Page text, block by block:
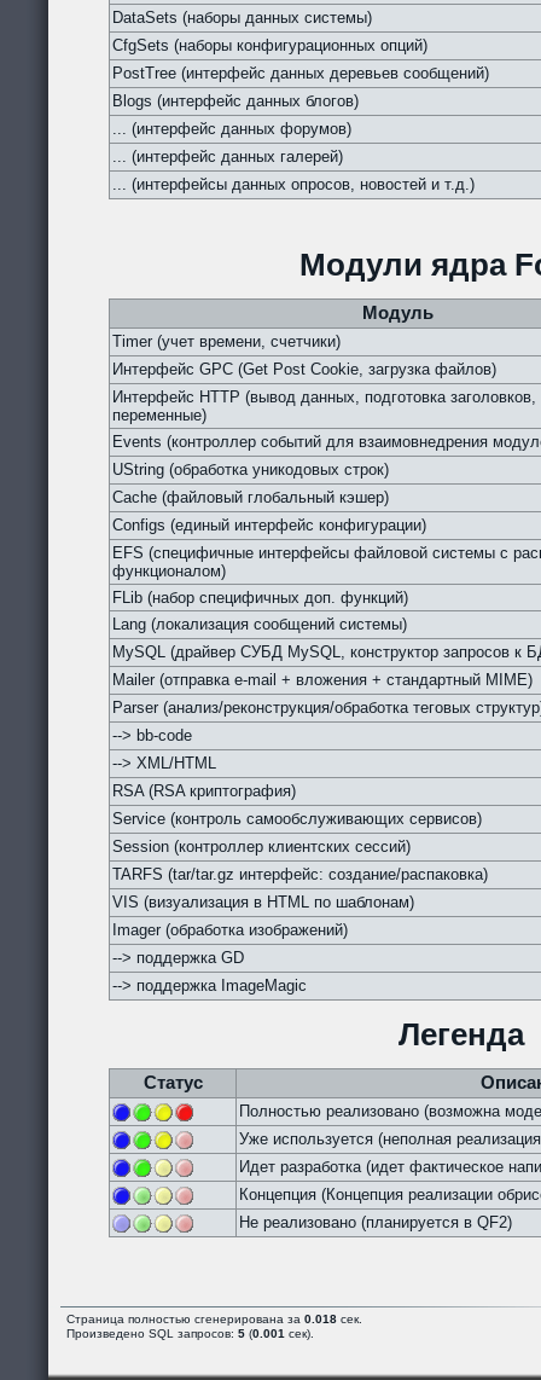
DataSets (наборы данных системы)
CfgSets (наборы конфигурационных опций)
PostTree (интерфейс данных деревьев сообщений)
Blogs (интерфейс данных блогов)
... (интерфейс данных форумов)
... (интерфейс данных галерей)
... (интерфейсы данных опросов, новостей и т.д.)
Модули ядра
Модуль
Timer (учет времени, счетчики)
Интерфейс GPC (Get Post Cookie, загрузка файлов)
Интерфейс HTTP (вывод данных, подготовка
переменные)
Events (контроллер событий для взаимовнедрения
UString (обработка уникодовых строк)
Cache (файловый глобальный кэшер)
Configs (единый интерфейс конфигурации)
EFS (специфичные интерфейсы файловой системы с
функционалом)
FLib (набор специфичных доп. функций)
Lang (локализация сообщений системы)
MySQL (драйвер СУБД MySQL, конструктор запросов к
Mailer (отправка e-mail + вложения + стандартный MIME)
Parser (анализ/реконструкция/обработка теговых
--> bb-code
--> XML/HTML
RSA (RSA криптография)
Service (контроль самообслуживающих сервисов)
Session (контроллер клиентских сессий)
TARFS (tar/tar.gz интерфейс: создание/распаковка)
VIS (визуализация в HTML по шаблонам)
Imager (обработка изображений)
--> поддержка GD
--> поддержка ImageMagic
Легенда
Статус
Полностью реализовано (возможна
Уже используется (неполная
Идет разработка (идет фактическое
Концепция (Концепция реализации
Не реализовано (планируется в QF2)
Страница полностью сгенерирована за 0.018 сек.
Произведено SQL запросов: 5 (0.001 сек).